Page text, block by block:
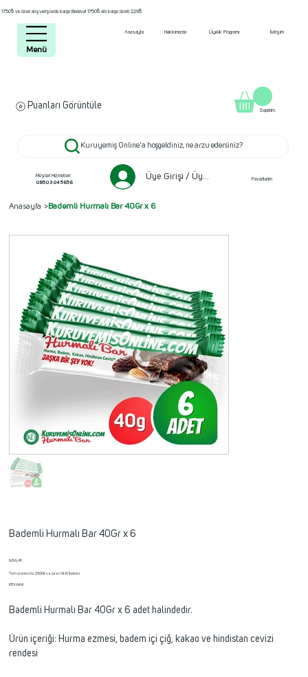
1750₺ ve üzeri alışverişlerde kargo Bedava! 1750₺ altı kargo ücreti 229₺
Anasayfa Hakkımızda Üyelik Programı İletişim
Kuruyemiş Online'a hoşgeldiniz, ne arzu edersiniz?
Müşteri Hizmetleri
0850 304 5656
Üye Girişi / Üye ol
Puanları Görüntüle
Favorilerim
Sepetim
Menü
Anasayfa >Bademli Hurmalı Bar 40Gr x 6
Bademli Hurmalı Bar 40Gr x 6
Fiyat
₺299,40
Tüm ürünlerde 2500₺ ve üzeri %10 İndirim.
KDV dahil
Bademli Hurmalı Bar 40Gr x 6 adet halindedir.
Ürün içeriği: Hurma ezmesi, badem içi çiğ, kakao ve hindistan cevizi
rendesi